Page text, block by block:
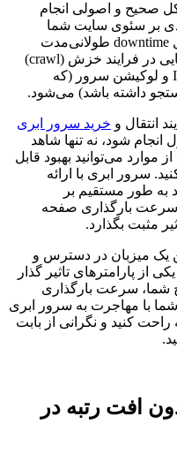
صحیح و اصولی انجام
بر سئوی سایت شما
بگذارد. این تاثیرات شامل مواردی مثل downtime طولانی‌مدت
سایت، مشکلات DNS، کندی یا خطاهایی در فرایند خزش (crawl)
توسط ربات‌های گوگل، و حتی تغییر IP و لوکیشن سرور (که
جستجو داشته باشد) می‌شود.
انتقال و خرید سرور ابری
شود، نه تنها شاهد
موارد می‌توانید بهبود قابل
سرور ابری با ارائه
به طور مستقیم بر
سرعت بارگذاری صفحه
یک میزبان در دسترس و
از پارامترهای تاثیر گذار
شما، سرعت بارگذاری
با مهاجرت به سرور ابری
راحت کنید و نگرانی از بابت
افت رتبه در